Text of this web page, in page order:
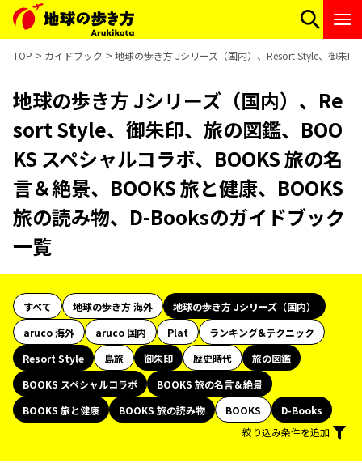
TOP ガイドブック 地球の歩き方 Jシリーズ（国内）、Resort Style、御朱
地球の歩き方 Jシリーズ（国内）、Re
sort Style、御朱印、旅の図鑑、BOO
KS スペシャルコラボ、BOOKS 旅の名
言＆絶景、BOOKS 旅と健康、BOOKS
旅の読み物、D-Booksのガイドブック
一覧
すべて 地球の歩き方 海外
地球の歩き方 Jシリーズ（国内）
aruco 海外
aruco 国内 Plat
ランキング&テクニック
Resort Style
島旅 御朱印 歴史時代
旅の図鑑
BOOKS スペシャルコラボ
BOOKS 旅の名言＆絶景
BOOKS 旅と健康
BOOKS 旅の読み物 BOOKS
D-Books
絞り込み条件を追加